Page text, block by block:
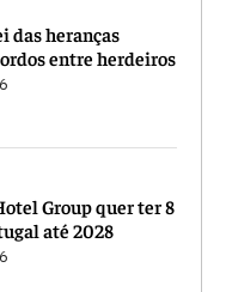
das heranças
entre herdeiros
Group quer ter 8
até 2028